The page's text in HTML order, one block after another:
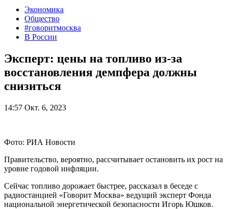
Экономика
Общество
#говоритмосква
В России
Эксперт: цены на топливо из-за
восстановления демпфера должны
снизиться
14:57 Окт. 6, 2023
Фото: РИА Новости
Правительство, вероятно, рассчитывает остановить их рост на
уровне годовой инфляции.
Сейчас топливо дорожает быстрее, рассказал в беседе с
радиостанцией «Говорит Москва» ведущий эксперт Фонда
национальной энергетической безопасности Игорь Юшков.